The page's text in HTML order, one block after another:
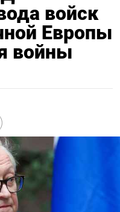
войск
Европы
войны